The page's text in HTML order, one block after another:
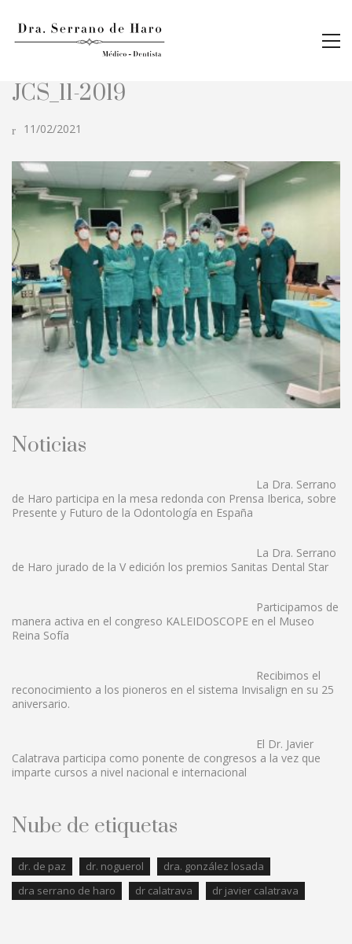
JCS_11-2019
11/02/2021
Noticias
La Dra. Serrano
de Haro participa en la mesa redonda con Prensa Iberica, sobre
Presente y Futuro de la Odontología en España
La Dra. Serrano
de Haro jurado de la V edición los premios Sanitas Dental Star
Participamos de
manera activa en el congreso KALEIDOSCOPE en el Museo
Reina Sofía
Recibimos el
reconocimiento a los pioneros en el sistema Invisalign en su 25
aniversario.
El Dr. Javier
Calatrava participa como ponente de congresos a la vez que
imparte cursos a nivel nacional e internacional
Nube de etiquetas
dr. de paz dr. noguerol
dra. gonzález losada
dra serrano de haro
dr calatrava dr javier calatrava